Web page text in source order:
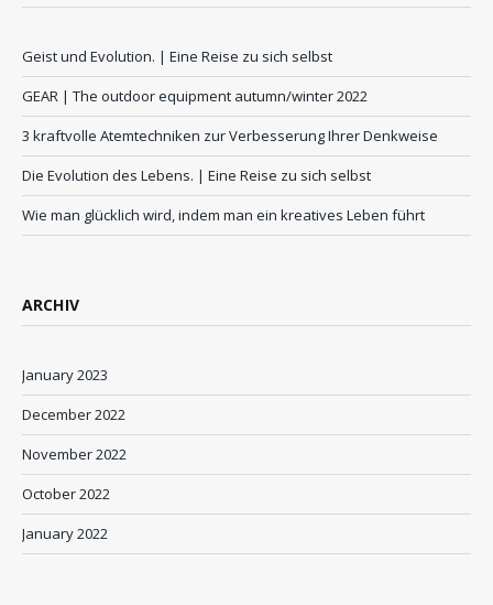
Geist und Evolution. | Eine Reise zu sich selbst
GEAR | The outdoor equipment autumn/winter 2022
3 kraftvolle Atemtechniken zur Verbesserung Ihrer Denkweise
Die Evolution des Lebens. | Eine Reise zu sich selbst
Wie man glücklich wird, indem man ein kreatives Leben führt
ARCHIV
January 2023
December 2022
November 2022
October 2022
January 2022